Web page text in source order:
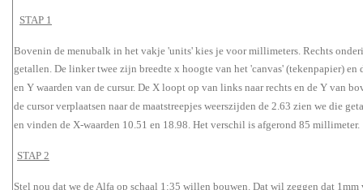
STAP 1
Bovenin de menubalk in het vakje 'units' kies je voor millimeters. Rechts
getallen. De linker twee zijn breedte x hoogte van het 'canvas' (tekenpapier) en
en Y waarden van de cursur. De X loopt op van links naar rechts en de Y van
de cursor verplaatsen naar de maatstreepjes weerszijden de 2.63 zien we die
en vinden de X-waarden 10.51 en 18.98. Het verschil is afgerond 85 millimeter.
STAP 2
Stel nou dat we de Alfa op schaal 1:35 willen bouwen. Dat wil zeggen dat 1mm